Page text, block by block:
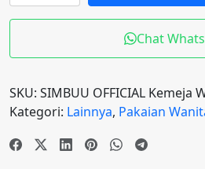
Chat
SKU: SIMBUU OFFICIAL Kemeja
Kategori: Lainnya, Pakaian